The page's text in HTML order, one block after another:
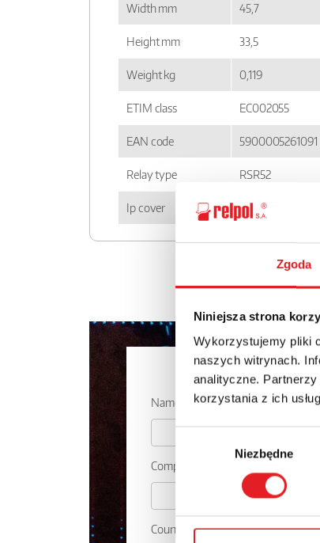
Zgoda
Niniejsza strona
Wykorzystujemy pliki
naszych witrynach.
analityczne.
korzystania z ich
Niezbędne
Width mm 45,7
Height mm 33,5
Weight kg 0,119
ETIM class EC002055
EAN code 5900005261091
Relay type RSR52
Ip cover IP 20
Ask
Name: *
Company:
Country: